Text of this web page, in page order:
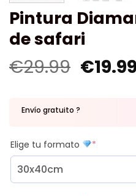
Pintura
de safari
€29.99 €19.99
Envío gratuito ?
Elige tu formato *